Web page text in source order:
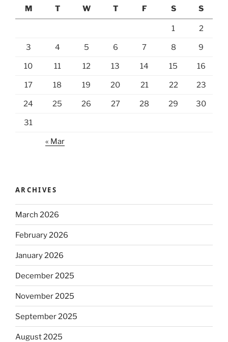
M
T W T F S S
1 2
3 4 5 6 7 8 9
10 11 12 13 14 15 16
17 18 19 20 21 22 23
24 25 26 27 28 29 30
31
« Mar
ARCHIVES
March 2026
February 2026
January 2026
December 2025
November 2025
September 2025
August 2025